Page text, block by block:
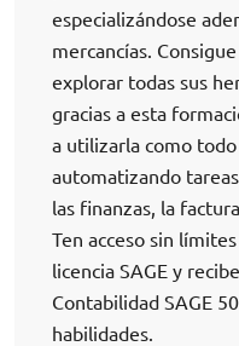
especializándose
mercancías.
explorar todas sus
gracias a esta
a utilizarla como
automatizando
las finanzas, la
Ten acceso sin
licencia SAGE y
Contabilidad SAGE
habilidades.